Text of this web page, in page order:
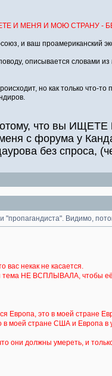
И МЕНЯ И МОЮ СТРАНУ -
и ваш проамериканский
описывается словами
но как только что-
что вы
с форума у
без спроса,
Видимо,
вас некак не касается.
тема НЕ ВСПЛЫВАЛА, чтобы
Европа, это в моей стране
в моей стране США и Европа
они должны умереть, и